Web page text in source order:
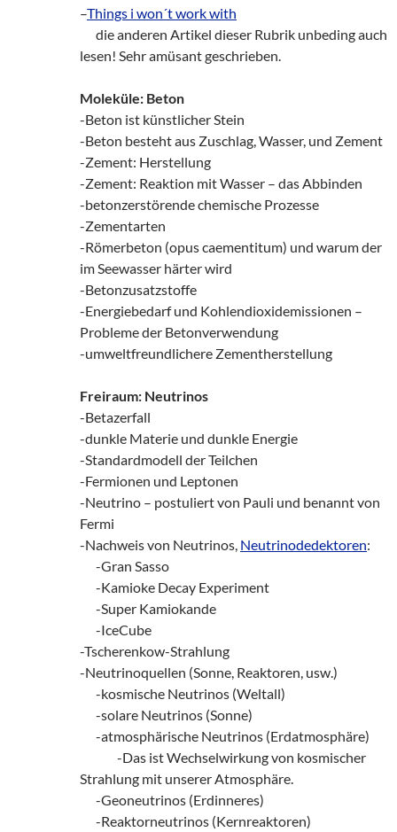
–Things i won´t work with
die anderen Artikel dieser Rubrik unbeding auch
lesen! Sehr amüsant geschrieben.
Moleküle: Beton
-Beton ist künstlicher Stein
-Beton besteht aus Zuschlag, Wasser, und Zement
-Zement: Herstellung
-Zement: Reaktion mit Wasser – das Abbinden
-betonzerstörende chemische Prozesse
-Zementarten
-Römerbeton (opus caementitum) und warum der
im Seewasser härter wird
-Betonzusatzstoffe
-Energiebedarf und Kohlendioxidemissionen –
Probleme der Betonverwendung
-umweltfreundlichere Zementherstellung
Freiraum: Neutrinos
-Betazerfall
-dunkle Materie und dunkle Energie
-Standardmodell der Teilchen
-Fermionen und Leptonen
-Neutrino – postuliert von Pauli und benannt von
Fermi
-Nachweis von Neutrinos, Neutrinodedektoren:
-Gran Sasso
-Kamioke Decay Experiment
-Super Kamiokande
-IceCube
-Tscherenkow-Strahlung
-Neutrinoquellen (Sonne, Reaktoren, usw.)
-kosmische Neutrinos (Weltall)
-solare Neutrinos (Sonne)
-atmosphärische Neutrinos (Erdatmosphäre)
-Das ist Wechselwirkung von kosmischer
Strahlung mit unserer Atmosphäre.
-Geoneutrinos (Erdinneres)
-Reaktorneutrinos (Kernreaktoren)